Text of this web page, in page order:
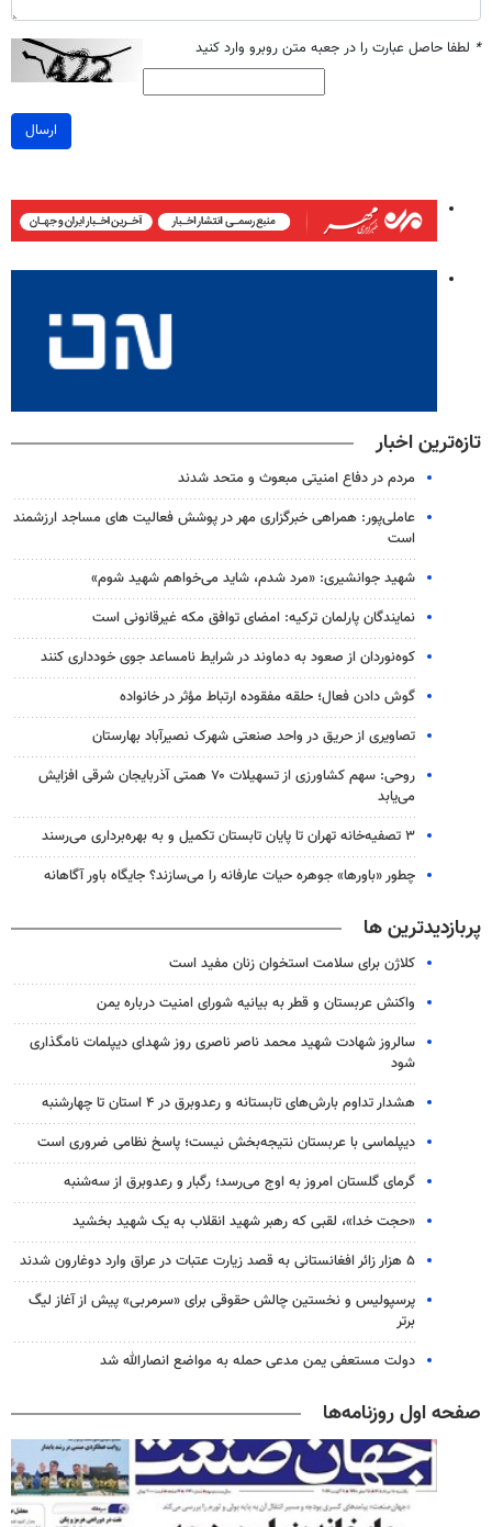
* لطفا حاصل عبارت را در جعبه متن روبرو وارد کنید
ارسال
تازه‌ترین اخبار
مردم در دفاع امنیتی مبعوث و متحد شدند
عاملی‌پور: همراهی خبرگزاری مهر در پوشش فعالیت های مساجد ارزشمند
است
شهید جوانشیری: «مرد شدم، شاید می‌خواهم شهید شوم»
نمایندگان پارلمان ترکیه: امضای توافق مکه غیرقانونی است
کوه‌نوردان از صعود به دماوند در شرایط نامساعد جوی خودداری کنند
گوش دادن فعال؛ حلقه مفقوده ارتباط مؤثر در خانواده
تصاویری از حریق در واحد صنعتی شهرک نصیرآباد بهارستان
روحی: سهم کشاورزی از تسهیلات ۷۰ همتی آذربایجان شرقی افزایش
می‌یابد
۳ ﺗﺼﻔﻴﻪ‌ﺧﺎﻧﻪ‌ تهران تا پایان تابستان تکمیل و به بهره‌برداری می‌رسند
چطور «باورها» جوهره حیات عارفانه را می‌سازند؟ جایگاه باور آگاهانه
پربازدیدترین ها
کلاژن برای سلامت استخوان زنان مفید است
واکنش عربستان و قطر به بیانیه شورای امنیت درباره یمن
سالروز شهادت شهید محمد ناصر ناصری روز شهدای دیپلمات نامگذاری
شود
هشدار تداوم بارش‌های تابستانه و رعدوبرق در ۴ استان تا چهارشنبه
دیپلماسی با عربستان نتیجه‌بخش نیست؛ پاسخ نظامی ضروری است
گرمای گلستان امروز به اوج می‌رسد؛ رگبار و رعدوبرق از سه‌شنبه
«حجت خدا»، لقبی که رهبر شهید انقلاب به یک شهید بخشید
۵ هزار زائر افغانستانی به قصد زیارت عتبات در عراق وارد دوغارون شدند
پرسپولیس و نخستین چالش حقوقی برای «سرمربی» پیش از آغاز لیگ
برتر
دولت مستعفی یمن مدعی حمله به مواضع انصارالله شد
صفحه اول روزنامه‌ها